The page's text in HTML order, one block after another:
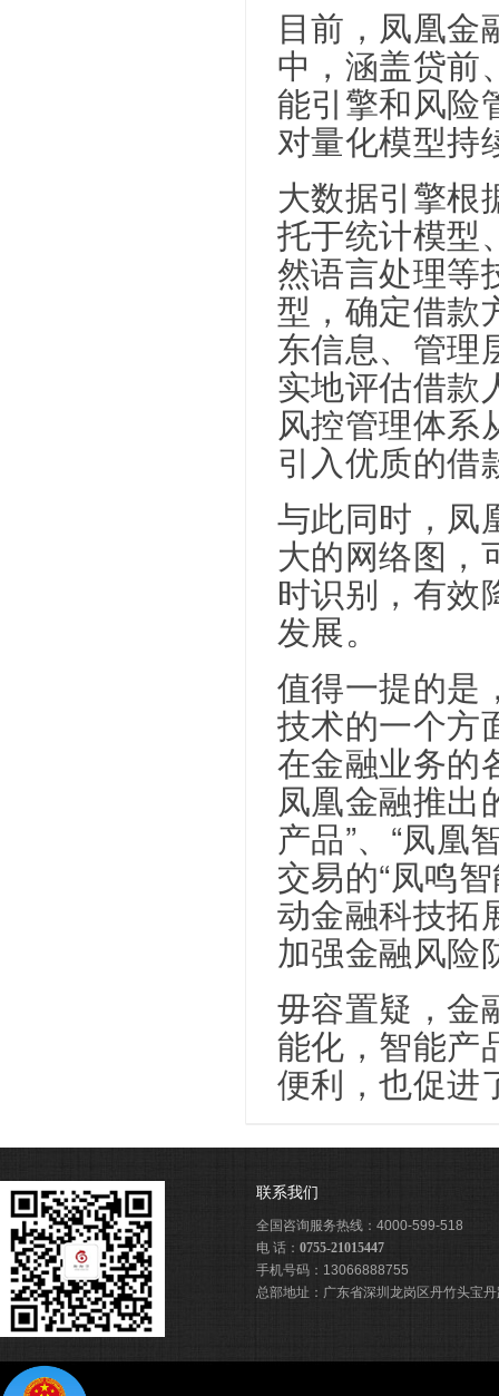
目前，凤凰金
中，涵盖贷前
能引擎和风险
对量化模型持
大数据引擎根
托于统计模型
然语言处理等
型，确定借款
东信息、管理
实地评估借款
风控管理体系
引入优质的借
与此同时，凤
大的网络图，
时识别，有效
发展。
值得一提的是
技术的一个方
在金融业务的
凤凰金融推出
产品”、“凤凰
交易的“凤鸣
动金融科技拓
加强金融风险
毋容置疑，金
能化，智能产
便利，也促进
联系我们
全国咨询服务热线：4000-599-518
电 话： 0755-21015447
手机号码：13066888755
总部地址：广东省深圳龙岗区丹竹头宝